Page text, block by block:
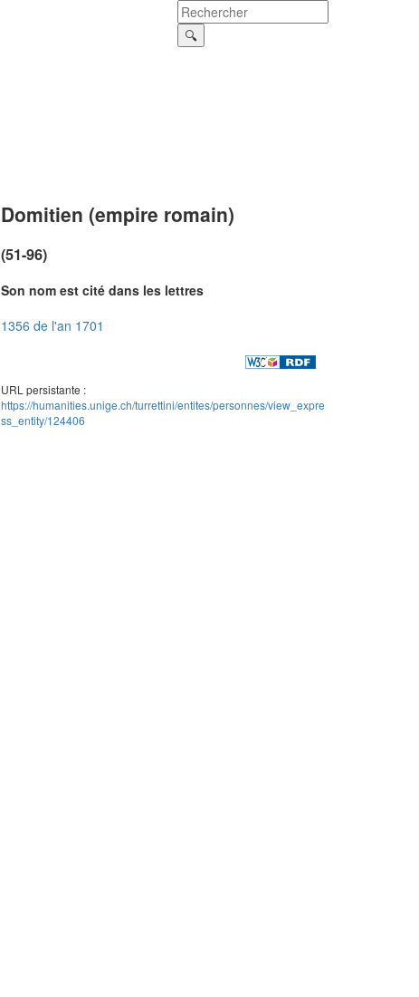
Domitien (empire romain)
(51-96)
Son nom est cité dans les lettres
1356 de l'an 1701
URL persistante :
https://humanities.unige.ch/turrettini/entites/personnes/view_expre
ss_entity/124406